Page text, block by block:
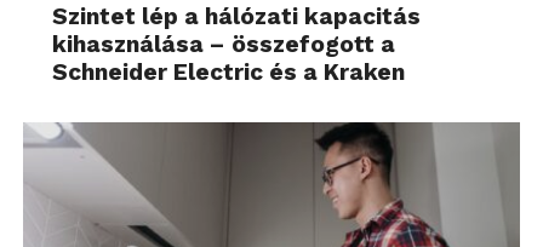
Szintet lép a hálózati kapacitás
kihasználása – összefogott a
Schneider Electric és a Kraken